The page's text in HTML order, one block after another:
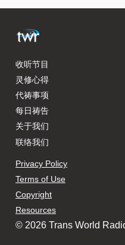
收听节目
灵修心得
代祷事项
每日祷告
关于我们
联络我们
Privacy Policy
Terms of Use
Copyright
Resources
© 2026 Trans World